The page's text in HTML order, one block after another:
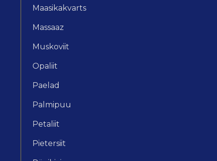
Maasikakvarts
Massaaz
Muskoviit
Opaliit
Paelad
Palmipuu
Petaliit
Pietersiit